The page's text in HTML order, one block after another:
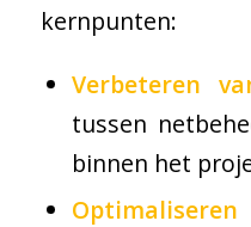
kernpunten:
Verbeteren
tussen
binnen het